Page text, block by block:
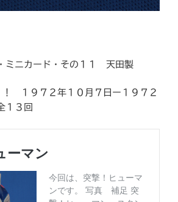
ミニカード・その１１ 天田製
！ １９７２年１０月７日ー１９７２
１３回